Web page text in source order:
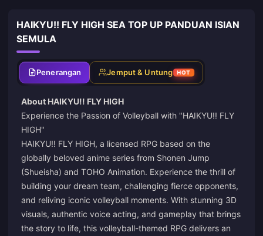
HAIKYU!! FLY HIGH SEA TOP UP PANDUAN ISIAN
SEMULA
Penerangan Jemput & Untung HOT
About HAIKYU!! FLY HIGH
Experience the Passion of Volleyball with "HAIKYU!! FLY
HIGH"
HAIKYU!! FLY HIGH, a licensed RPG based on the
globally beloved anime series from Shonen Jump
(Shueisha) and TOHO Animation. Experience the thrill of
building your dream team, challenging fierce opponents,
and reliving iconic volleyball moments. With stunning 3D
visuals, authentic voice acting, and gameplay that brings
the story to life, this volleyball-themed RPG delivers an